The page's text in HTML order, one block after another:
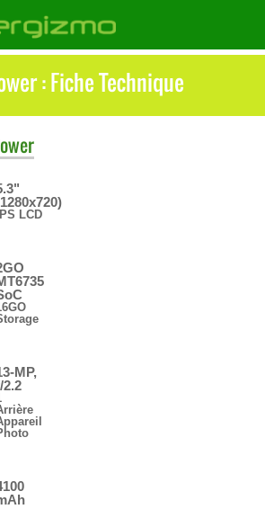
: Fiche Technique
IPS LCD
MP,
2.2